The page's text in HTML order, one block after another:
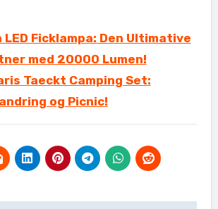
LED Ficklampa: Den Ultimative
med 20000 Lumen!
Taeckt Camping Set:
og Picnic!